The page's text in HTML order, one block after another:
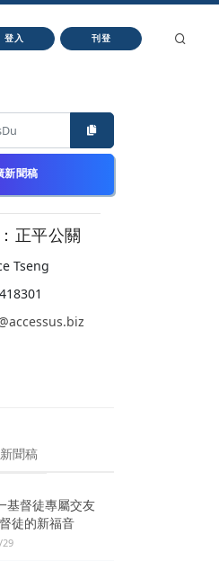
登入 刊登
新聞稿
正平公關
Tseng
聞稿
基督徒專屬交友
徒的新福音
29